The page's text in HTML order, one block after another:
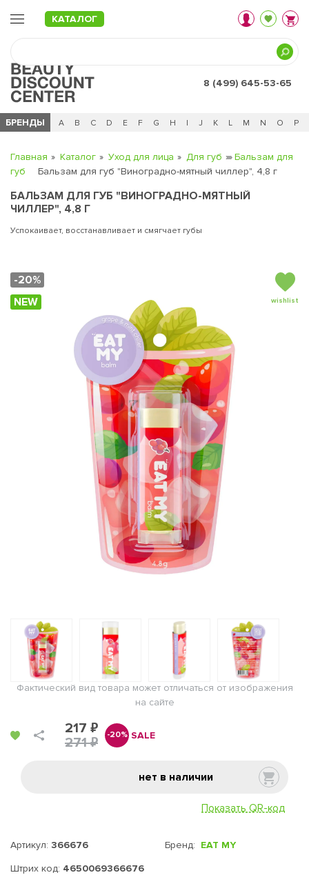
КАТАЛОГ
8 (499) 645-53-65
БРЕНДЫ
Ч 0 - 9 A B C D E F G H I J K L M N O P
Главная Каталог Уход для лица Для губ
Бальзам для
губ
Бальзам для губ "Виноградно-мятный чиллер", 4,8 г
БАЛЬЗАМ ДЛЯ ГУБ "ВИНОГРАДНО-МЯТНЫЙ
ЧИЛЛЕР", 4,8 Г
Успокаивает, восстанавливает и смягчает губы
-20%
NEW
wishlist
Фактический вид товара может отличаться от изображения
на сайте
217 ₽
271 ₽
-20% SALE
нет в наличии
Показать QR-код
Артикул: 366676
Штрих код: 4650069366676
Бренд: EAT MY